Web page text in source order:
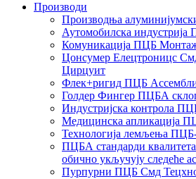
Производи
Производња
Аутомобилска
Комуникација ПЦБ
Цонсумер Елецтроницс
Цирцуит
Флек+ригид ПЦБ
Голдер Фингер ПЦБА
Индустријска контрола
Медицинска апликација
Технологија лемљења
ПЦБА стандарди
обично укључују следеће
Пурпурни ПЦБ Смд